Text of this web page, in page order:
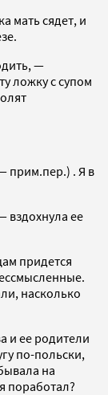
мать сядет, и
—
ложку с супом
прим.пер.) . Я в
вздохнула ее
придется
насколько
и ее родители
по-польски,
на
поработал?